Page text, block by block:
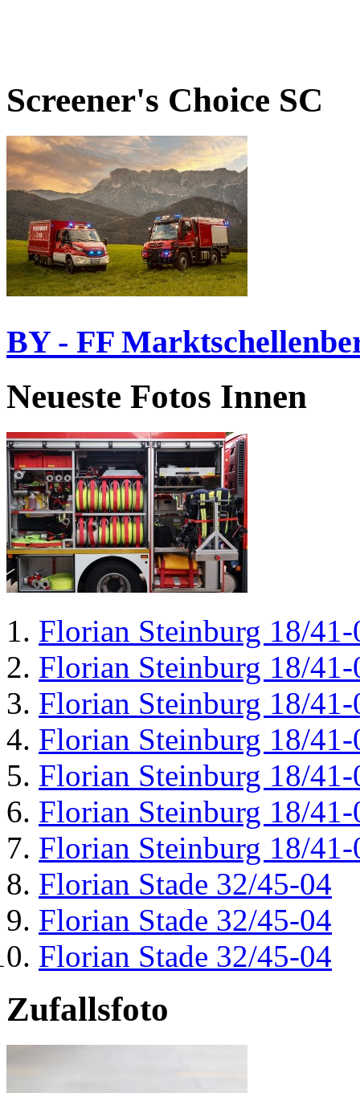
Screener's Choice SC
BY - FF
Neueste Fotos Innen
Florian Steinburg 18/41-
Florian Steinburg 18/41-
Florian Steinburg 18/41-
Florian Steinburg 18/41-
Florian Steinburg 18/41-
Florian Steinburg 18/41-
Florian Steinburg 18/41-
Florian Stade 32/45-04
Florian Stade 32/45-04
Florian Stade 32/45-04
Zufallsfoto